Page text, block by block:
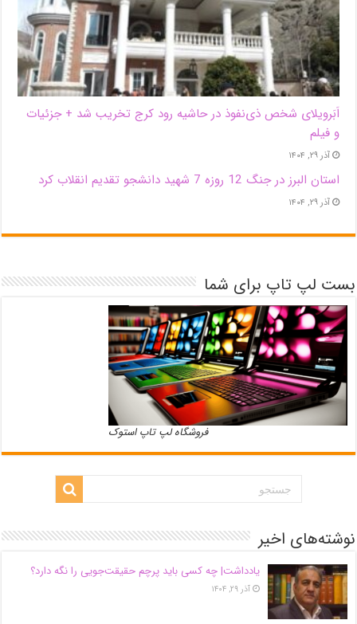
اَبَر‌ویلای شخص ذی‌نفوذ در حاشیه‌ رود کرج تخریب شد + جزئیات
و فیلم
آذر ۲۹, ۱۴۰۴
استان البرز در جنگ 12 روزه 7 شهید دانشجو تقدیم انقلاب کرد
آذر ۲۹, ۱۴۰۴
بست لپ تاپ برای شما
فروشگاه لپ تاپ استوک
نوشته‌های اخیر
یادداشت| ‌چه کسی باید پرچم حقیقت‌جویی را نگه دارد؟
آذر ۲۹, ۱۴۰۴